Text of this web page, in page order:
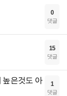
0
댓글
15
댓글
높은것도 아
1
댓글